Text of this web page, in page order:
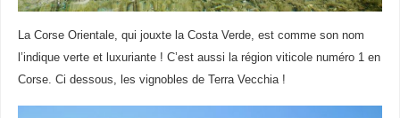
La Corse Orientale, qui jouxte la Costa Verde, est comme son nom
l’indique verte et luxuriante ! C’est aussi la région viticole numéro 1 en
Corse. Ci dessous, les vignobles de Terra Vecchia !